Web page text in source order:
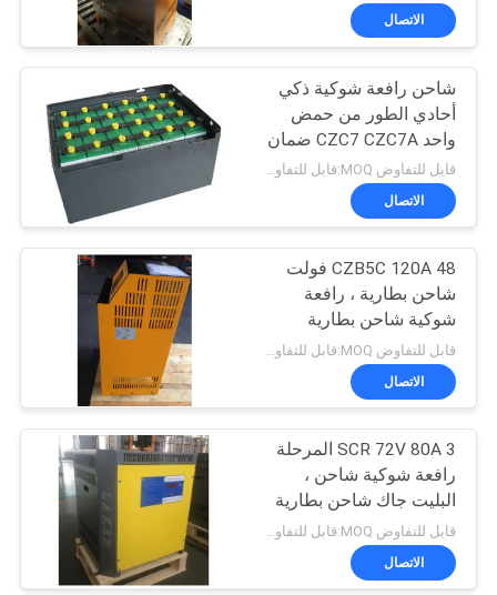
اطارات الرافعات
الشوكيه الصلبة
الهيدروليكية آلة رفع
في الميناء
26
شاحنة الحمولة اليدوية
26
الاتصال
شاحن رافعة شوكية ذكي
أحادي الطور من حمض
واحد CZC7 CZC7A ضمان
لمدة سنة واحدة
قابل للتفاوض MOQ:قابل للتفاوض
الاتصال
CZB5C 120A 48 فولت
شاحن بطارية ، رافعة
شوكية شاحن بطارية
قابل للتفاوض MOQ:قابل للتفاوض
الاتصال
SCR 72V 80A 3 المرحلة
رافعة شوكية شاحن ،
البليت جاك شاحن بطارية
المعالجات الدقيقة التي
تسيطر عليها
الاتصال